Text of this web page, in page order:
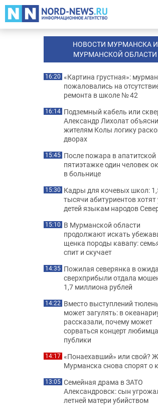
НОВОСТИ МУРМАНСКА И
МУРМАНСКОЙ ОБЛАСТИ
16:20 «Картина грустная»:
пожаловались на
ремонта в школе № 42
16:14 Подземный кабель или
Александр Лихолат
жителям Колы логику
дворах
15:45 После пожара в апатитской
пятиэтажке один человек
в больнице
15:30 Кадры для кочевых школ:
тысячи абитуриентов хотят
детей языкам народов
15:10 В Мурманской области
продолжают искать
щенка породы кавапу:
спит и скучает
14:35 Пожилая северянка в
сверхприбыли отдала
1,7 миллиона рублей
14:22 Вместо выступлений
может загулять: в
рассказали, почему может
сорваться концерт любимца
публики
14:17 «Понаехавший» или свой?
Мурманска снова спорят о
13:05 Семейная драма в ЗАТО
Александровск: сын
летней матери убийством